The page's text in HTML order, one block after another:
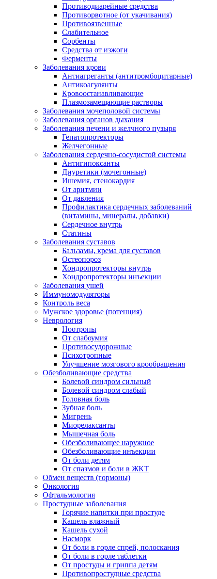
Противодиарейные средства
Противорвотное (от укачивания)
Противоязвенные
Слабительное
Сорбенты
Средства от изжоги
Ферменты
Заболевания крови
Антиагреганты (антитромбоцитарные)
Антикоагулянты
Кровоостанавливающие
Плазмозамещающие растворы
Заболевания мочеполовой системы
Заболевания органов дыхания
Заболевания печени и желчного пузыря
Гепатопротекторы
Желчегонные
Заболевания сердечно-сосудистой системы
Антигипоксанты
Диуретики (мочегонные)
Ишемия, стенокардия
От аритмии
От давления
Профилактика сердечных заболеваний
(витамины, минералы, добавки)
Сердечное внутрь
Статины
Заболевания суставов
Бальзамы, крема для суставов
Остеопороз
Хондропротекторы внутрь
Хондропротекторы инъекции
Заболевания ушей
Иммуномодуляторы
Контроль веса
Мужское здоровье (потенция)
Неврология
Ноотропы
От слабоумия
Противосудорожные
Психотропные
Улучшение мозгового крообращения
Обезболивающие средства
Болевой синдром сильный
Болевой синдром слабый
Головная боль
Зубная боль
Мигрень
Миорелаксанты
Мышечная боль
Обезболивающее наружное
Обезболивающие инъекции
От боли детям
От спазмов и боли в ЖКТ
Обмен веществ (гормоны)
Онкология
Офтальмология
Простудные заболевания
Горячие напитки при простуде
Кашель влажный
Кашель сухой
Насморк
От боли в горле спрей, полоскания
От боли в горле таблетки
От простуды и гриппа детям
Противопростудные средства